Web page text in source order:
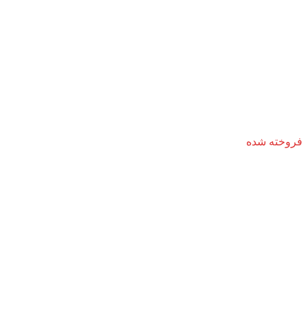
فروخته شده